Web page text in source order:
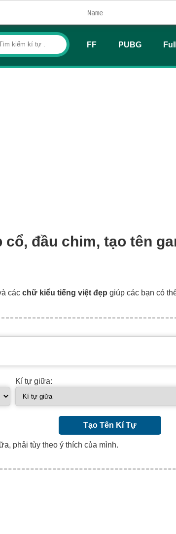
FF PUBG
đầu chim, tạo tên
các chữ kiểu tiếng việt đẹp giúp các bạn có
Kí tự giữa:
Tạo Tên Kí Tự
phải tùy theo ý thích của mình.